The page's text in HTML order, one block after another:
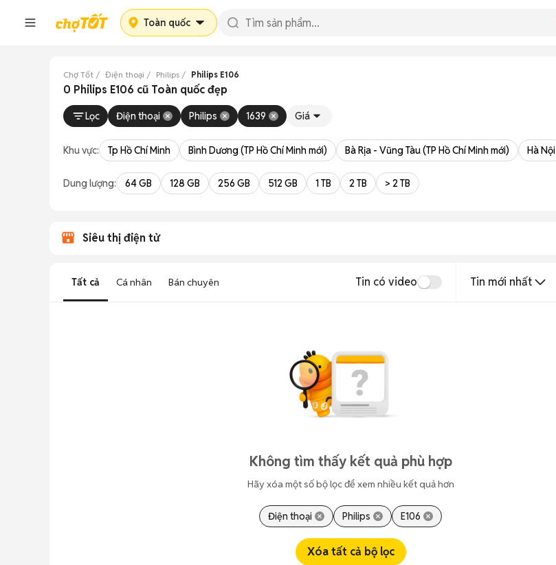
Toàn quốc
Chợ Tốt Điện thoại Philips Philips E106
0 Philips E106 cũ Toàn quốc đẹp
Lọc Điện thoại Philips 1639 Giá
Khu vực: Tp Hồ Chí Minh Bình Dương (TP Hồ Chí Minh mới) Bà Rịa - Vũng Tàu (TP Hồ Chí Minh mới) Hà Nội
Dung lượng: 64 GB 128 GB 256 GB 512 GB 1 TB 2 TB > 2 TB
Siêu thị điện tử
Tất cả Cá nhân Bán chuyên Tin có video Tin mới nhất
Không tìm thấy kết quả phù hợp
Hãy xóa một số bộ lọc để xem nhiều kết quả hơn
Điện thoại Philips E106
Xóa tất cả bộ lọc